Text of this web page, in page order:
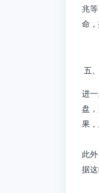
兆
命
五
进
盘
果
此
据